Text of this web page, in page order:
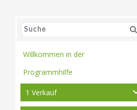
Willkommen in der
Programmhilfe
1 Verkauf